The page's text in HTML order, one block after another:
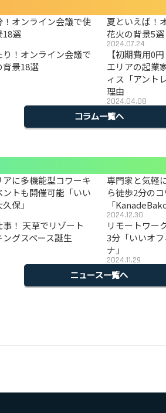
オンライン会議で使
18選
夏といえば！
花火の背景5選
2024.07.24
！オンライン会議で
景18選
【初期費用0
エリアの起業
ィス「アント
理由
2024.04.08
コラム一覧へ
に多機能型コワーキ
トも開催可能「いい
保」
専門家と気軽
ら徒歩2分の
「KanadeBako
2024.12.30
！ 天草でリゾート
グスペース誕生
リモートワー
3分「いいオ
ナ」
2024.11.29
ニュース一覧へ